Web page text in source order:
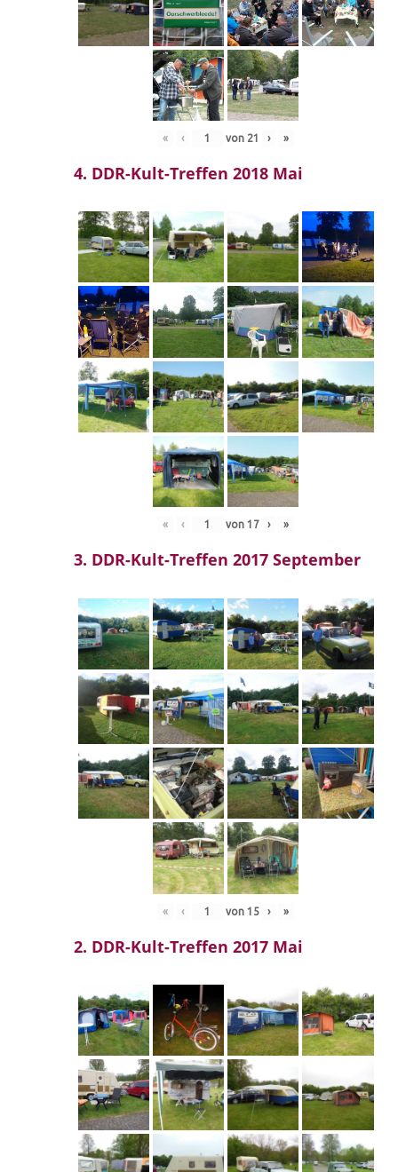
« ‹ von 21 › »
4. DDR-Kult-Treffen 2018 Mai
« ‹ von 17 › »
3. DDR-Kult-Treffen 2017 September
« ‹ von 15 › »
2. DDR-Kult-Treffen 2017 Mai